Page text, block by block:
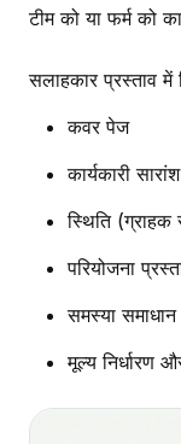
टीम को या फर्म को
सलाहकार प्रस्ताव में
कवर पेज
कार्यकारी सारांश
स्थिति
परियोजना
समस्या
मूल्य निर्धारण